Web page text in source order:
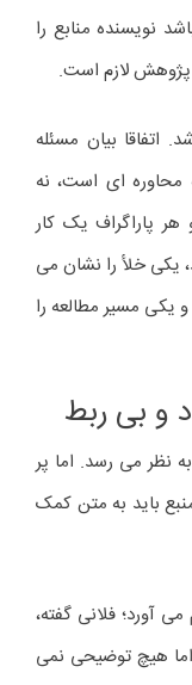
نویسنده منابع را
پژوهش لازم است.
بیان مسئله
ای است، نه
پاراگراف یک کار
خلأ را نشان می
مسیر مطالعه را
و بی ربط
نظر می رسد. اما پر
باید به متن کمک
فلانی گفته،
اما هیچ توضیحی نمی